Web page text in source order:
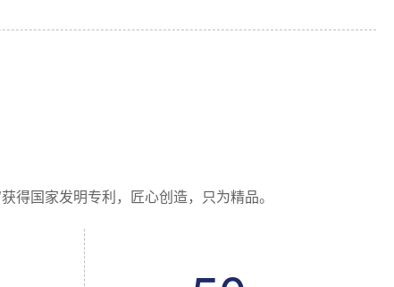
国家发明专利，匠心创造，只为精品。